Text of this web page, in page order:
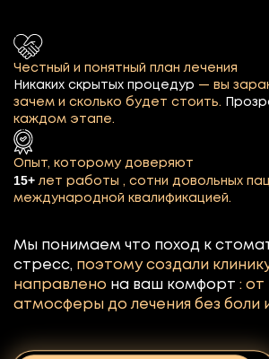
Честный и понятный план лечения
Никаких скрытых процедур — вы
зачем и сколько будет стоить.
каждом этапе.
Опыт, которому доверяют
15+ лет работы , сотни довольных
международной квалификацией.
Мы понимаем что поход к
стресс, поэтому создали
направлено на ваш комфорт : от
атмосферы до лечения без боли